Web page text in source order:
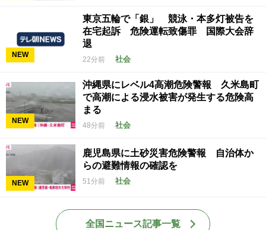
NEW
東京五輪で「銀」 競泳・本多灯被告を
在宅起訴 危険運転致傷罪 国際大会辞
退
22分前 社会
NEW
沖縄県にレベル4高潮危険警報 久米島町
で高潮による浸水被害が発生する危険高
まる
48分前 社会
NEW
鹿児島県に土砂災害危険警報 自治体か
らの避難情報の確認を
51分前 社会
全国ニュース記事一覧